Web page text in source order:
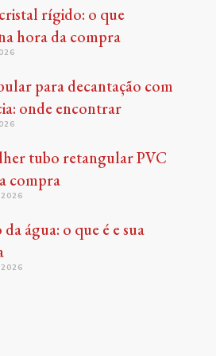
rígido: o que
hora da compra
para decantação com
onde encontrar
tubo retangular PVC
compra
água: o que é e sua